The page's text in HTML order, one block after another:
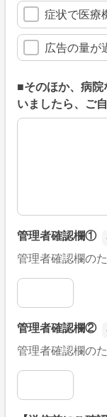
症状で医療
広告の量が
■そのほか、病
いましたら、ご
■そのほか、病
管理者確認欄①
管理者確認欄の
管理者確認欄①
管理者確認欄②
管理者確認欄の
管理者確認欄②